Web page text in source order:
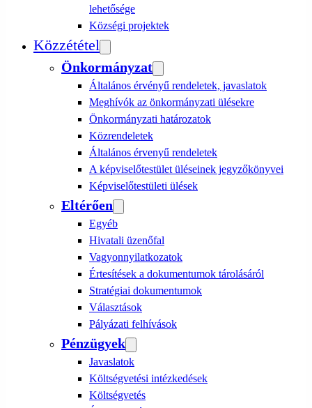
lehetősége
Községi projektek
Közzététel
Önkormányzat
Általános érvényű rendeletek, javaslatok
Meghívók az önkormányzati ülésekre
Önkormányzati határozatok
Közrendeletek
Általános érvenyű rendeletek
A képviselőtestület üléseinek jegyzőkönyvei
Képviselőtestületi ülések
Eltérően
Egyéb
Hivatali üzenőfal
Vagyonnyilatkozatok
Értesítések a dokumentumok tárolásáról
Stratégiai dokumentumok
Választások
Pályázati felhívások
Pénzügyek
Javaslatok
Költségvetési intézkedések
Költségvetés